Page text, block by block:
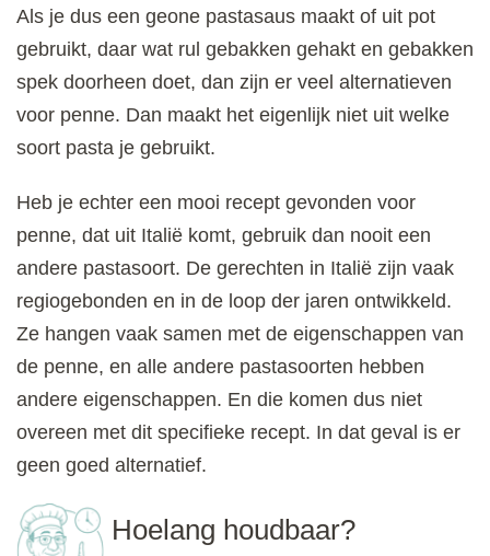
Als je dus een geone pastasaus maakt of uit pot
gebruikt, daar wat rul gebakken gehakt en gebakken
spek doorheen doet, dan zijn er veel alternatieven
voor penne. Dan maakt het eigenlijk niet uit welke
soort pasta je gebruikt.
Heb je echter een mooi recept gevonden voor
penne, dat uit Italië komt, gebruik dan nooit een
andere pastasoort. De gerechten in Italië zijn vaak
regiogebonden en in de loop der jaren ontwikkeld.
Ze hangen vaak samen met de eigenschappen van
de penne, en alle andere pastasoorten hebben
andere eigenschappen. En die komen dus niet
overeen met dit specifieke recept. In dat geval is er
geen goed alternatief.
Hoelang houdbaar?